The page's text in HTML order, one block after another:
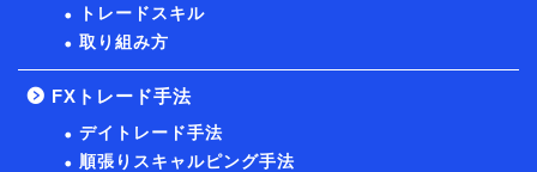
トレードスキル
取り組み方
FXトレード手法
デイトレード手法
順張りスキャルピング手法